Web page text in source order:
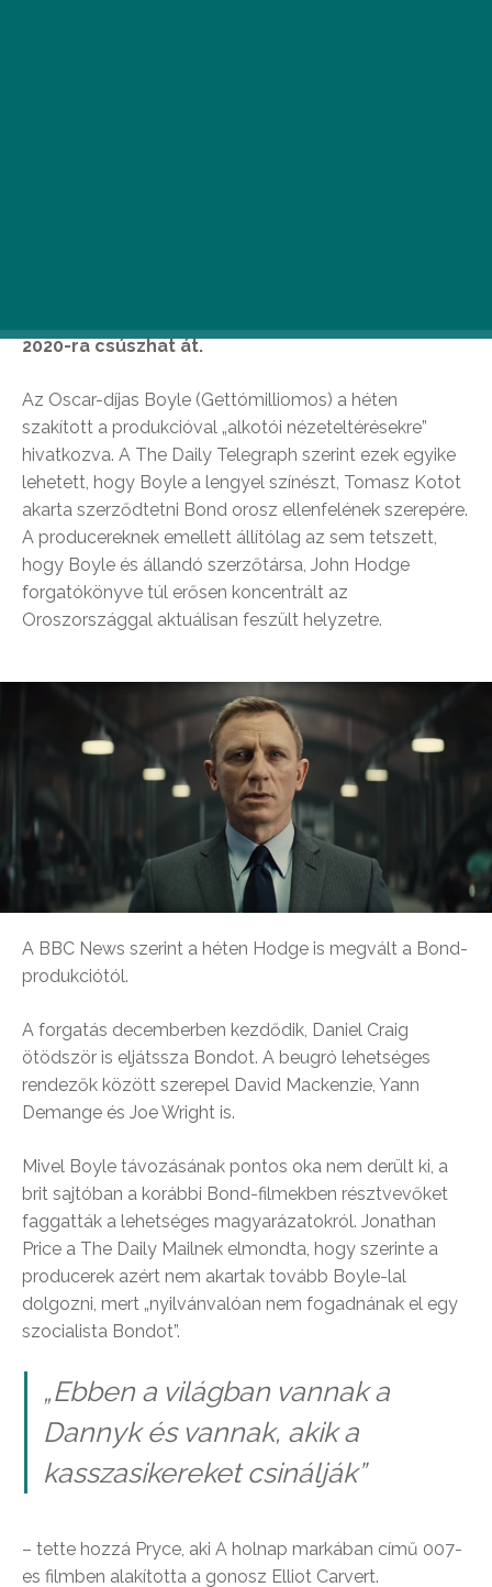
2020-ra csúszhat át.
Az Oscar-díjas Boyle (Gettómilliomos) a héten
szakított a produkcióval „alkotói nézeteltérésekre”
hivatkozva. A The Daily Telegraph szerint ezek egyike
lehetett, hogy Boyle a lengyel színészt, Tomasz Kotot
akarta szerződtetni Bond orosz ellenfelének szerepére.
A producereknek emellett állítólag az sem tetszett,
hogy Boyle és állandó szerzőtársa, John Hodge
forgatókönyve túl erősen koncentrált az
Oroszországgal aktuálisan feszült helyzetre.
A BBC News szerint a héten Hodge is megvált a Bond-
produkciótól.
A forgatás decemberben kezdődik, Daniel Craig
ötödször is eljátssza Bondot. A beugró lehetséges
rendezők között szerepel David Mackenzie, Yann
Demange és Joe Wright is.
Mivel Boyle távozásának pontos oka nem derült ki, a
brit sajtóban a korábbi Bond-filmekben résztvevőket
faggatták a lehetséges magyarázatokról. Jonathan
Price a The Daily Mailnek elmondta, hogy szerinte a
producerek azért nem akartak tovább Boyle-lal
dolgozni, mert „nyilvánvalóan nem fogadnának el egy
szocialista Bondot”.
„Ebben a világban vannak a
Dannyk és vannak, akik a
kasszasikereket csinálják”
– tette hozzá Pryce, aki A holnap markában című 007-
es filmben alakította a gonosz Elliot Carvert.